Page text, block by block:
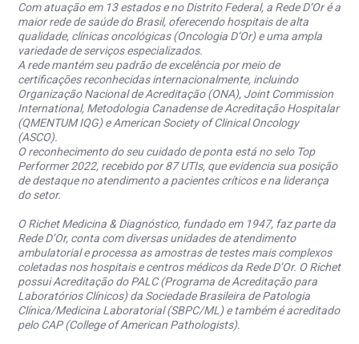
Com atuação em 13 estados e no Distrito Federal, a Rede D’Or é a
maior rede de saúde do Brasil, oferecendo hospitais de alta
qualidade, clínicas oncológicas (Oncologia D’Or) e uma ampla
variedade de serviços especializados.
A rede mantém seu padrão de excelência por meio de
certificações reconhecidas internacionalmente, incluindo
Organização Nacional de Acreditação (ONA), Joint Commission
International, Metodologia Canadense de Acreditação Hospitalar
(QMENTUM IQG) e American Society of Clinical Oncology
(ASCO).
O reconhecimento do seu cuidado de ponta está no selo Top
Performer 2022, recebido por 87 UTIs, que evidencia sua posição
de destaque no atendimento a pacientes críticos e na liderança
do setor.
O Richet Medicina & Diagnóstico, fundado em 1947, faz parte da
Rede D’Or, conta com diversas unidades de atendimento
ambulatorial e processa as amostras de testes mais complexos
coletadas nos hospitais e centros médicos da Rede D’Or. O Richet
possui Acreditação do PALC (Programa de Acreditação para
Laboratórios Clínicos) da Sociedade Brasileira de Patologia
Clínica/Medicina Laboratorial (SBPC/ML) e também é acreditado
pelo CAP (College of American Pathologists).